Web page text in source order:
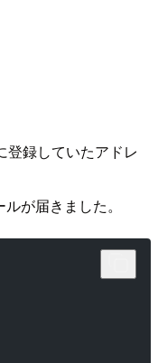
登録していたアドレ
が届きました。